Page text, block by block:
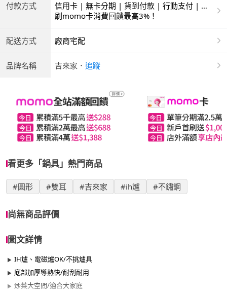
付款方式
信用卡 | 無卡分期 | 貨到付款 | 行動支付 | 超
商付款 | 銀聯卡
刷momo卡消費回饋最高3%！
配送方式 廠商宅配
品牌名稱 吉來家 ． 追蹤
看更多「鍋具」熱門商品
#圓形 #雙耳 #吉來家 #ih爐 #不鏽鋼
尚無商品評價
圖文詳情
IH爐、電磁爐OK/不挑爐具
底部加厚導熱快/耐刮耐用
炒菜大空間/適合大家庭